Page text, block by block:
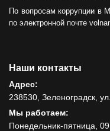
По вопросам коррупции в
по электронной почте
Наши контакты
Адрес:
238530, Зеленоградск,
Мы работаем:
Понедельник-пятница,